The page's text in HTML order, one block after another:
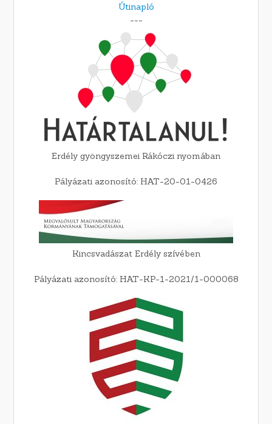
Útinapló
---
Erdély gyöngyszemei Rákóczi nyomában
Pályázati azonosító: HAT-20-01-0426
Kincsvadászat Erdély szívében
Pályázati azonosító: HAT-KP-1-2021/1-000068